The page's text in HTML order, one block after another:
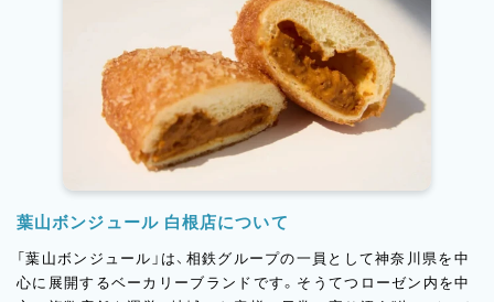
葉山ボンジュール 白根店について
「葉山ボンジュール」は、相鉄グループの一員として神奈川県を中
心に展開するベーカリーブランドです。そうてつローゼン内を中